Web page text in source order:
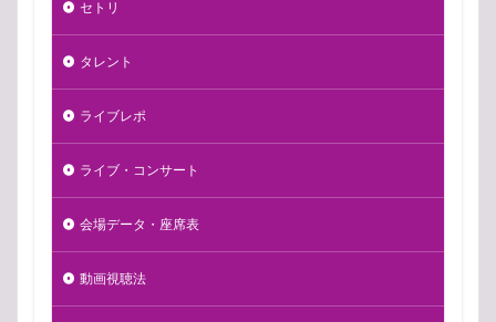
セトリ
タレント
ライブレポ
ライブ・コンサート
会場データ・座席表
動画視聴法